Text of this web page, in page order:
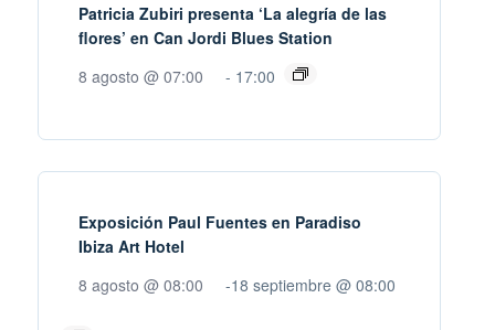
Patricia Zubiri presenta ‘La alegría de las
flores’ en Can Jordi Blues Station
8 agosto @ 07:00
- 17:00
Exposición Paul Fuentes en Paradiso
Ibiza Art Hotel
8 agosto @ 08:00
-18 septiembre @ 08:00